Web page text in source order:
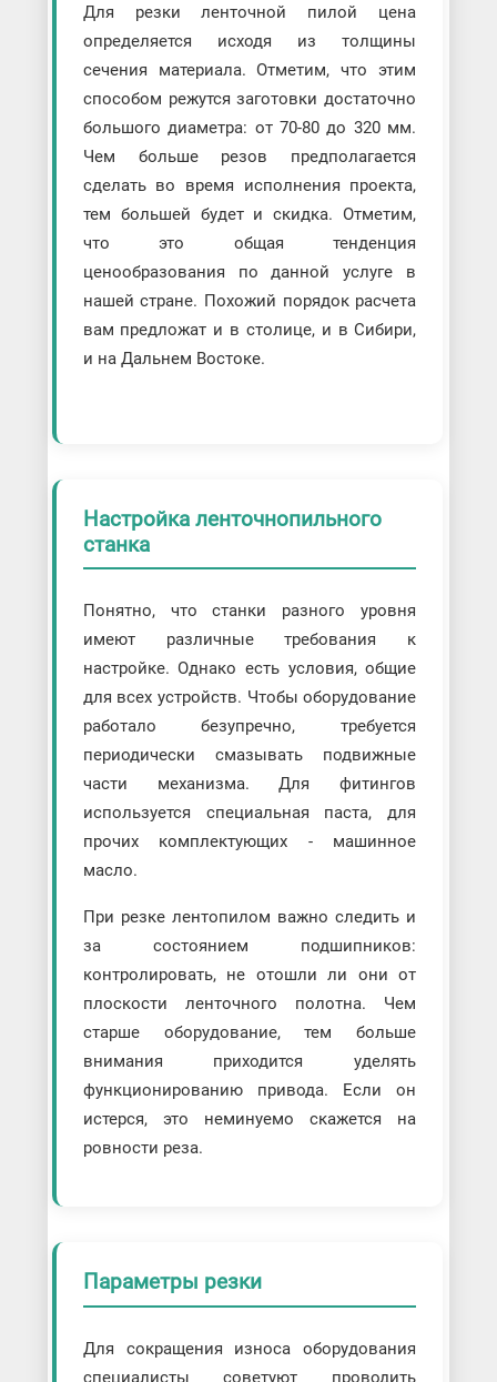
Для резки ленточной пилой цена
определяется исходя из толщины
сечения материала. Отметим, что этим
способом режутся заготовки достаточно
большого диаметра: от 70-80 до 320 мм.
Чем больше резов предполагается
сделать во время исполнения проекта,
тем большей будет и скидка. Отметим,
что это общая тенденция
ценообразования по данной услуге в
нашей стране. Похожий порядок расчета
вам предложат и в столице, и в Сибири,
и на Дальнем Востоке.
Настройка ленточнопильного
станка
Понятно, что станки разного уровня
имеют различные требования к
настройке. Однако есть условия, общие
для всех устройств. Чтобы оборудование
работало безупречно, требуется
периодически смазывать подвижные
части механизма. Для фитингов
используется специальная паста, для
прочих комплектующих - машинное
масло.
При резке лентопилом важно следить и
за состоянием подшипников:
контролировать, не отошли ли они от
плоскости ленточного полотна. Чем
старше оборудование, тем больше
внимания приходится уделять
функционированию привода. Если он
истерся, это неминуемо скажется на
ровности реза.
Параметры резки
Для сокращения износа оборудования
специалисты советуют проводить